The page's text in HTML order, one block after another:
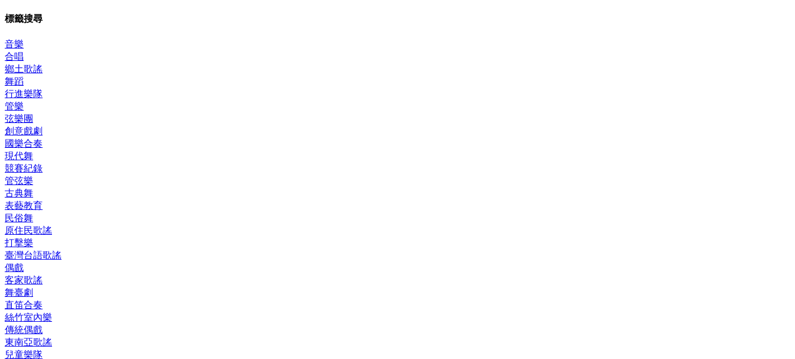
標籤搜尋
音樂
合唱
鄉土歌謠
舞蹈
行進樂隊
管樂
弦樂團
創意戲劇
國樂合奏
現代舞
競賽紀錄
管弦樂
古典舞
表藝教育
民俗舞
原住民歌謠
打擊樂
臺灣台語歌謠
偶戲
客家歌謠
舞臺劇
直笛合奏
絲竹室內樂
傳統偶戲
東南亞歌謠
兒童樂隊